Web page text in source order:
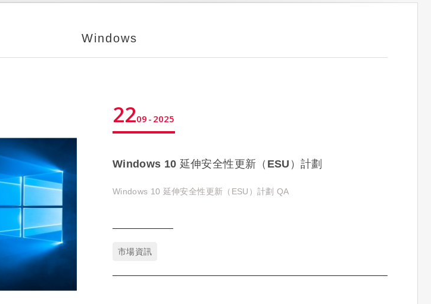
Windows
2209 2025
Windows 10 延伸安全性更新（ESU）計劃
Windows 10 延伸安全性更新（ESU）計劃 QA
市場資訊